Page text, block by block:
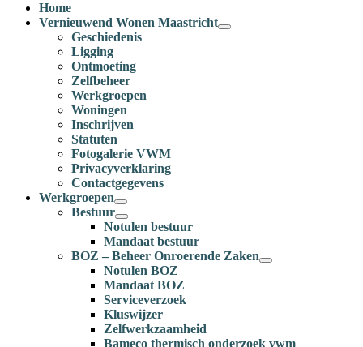
Home
Vernieuwend Wonen Maastricht
Geschiedenis
Ligging
Ontmoeting
Zelfbeheer
Werkgroepen
Woningen
Inschrijven
Statuten
Fotogalerie VWM
Privacyverklaring
Contactgegevens
Werkgroepen
Bestuur
Notulen bestuur
Mandaat bestuur
BOZ – Beheer Onroerende Zaken
Notulen BOZ
Mandaat BOZ
Serviceverzoek
Kluswijzer
Zelfwerkzaamheid
Bameco thermisch onderzoek vwm